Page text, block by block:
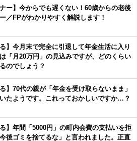
ナー】今からでも遅くない！60歳からの老後
／FPがわかりやすく解説します！
る】今月末で完全に引退して年金生活に入り
「月20万円」の見込みですが、どのくらい
のでしょう？
】70代の親が「年金を受け取らないまま」
たようです。これっておかしいですか…？
る】年間「5000円」の町内会費の支払いを拒
後ゴミを捨てるな」と言われました。正直